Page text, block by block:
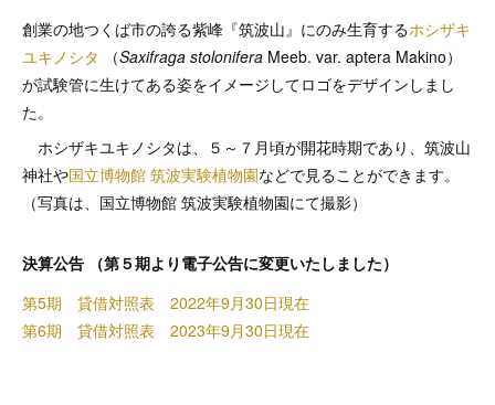
創業の地つくば市の誇る紫峰『筑波山』にのみ生育するホシザキ
ユキノシタ （Saxifraga stolonifera Meeb. var. aptera Makino）
が試験管に生けてある姿をイメージしてロゴをデザインしまし
た。
ホシザキユキノシタは、５～７月頃が開花時期であり、筑波山
神社や国立博物館 筑波実験植物園などで見ることができます。
（写真は、国立博物館 筑波実験植物園にて撮影）
決算公告 （第５期より電子公告に変更いたしました）
第5期 貸借対照表 2022年9月30日現在
第6期 貸借対照表 2023年9月30日現在